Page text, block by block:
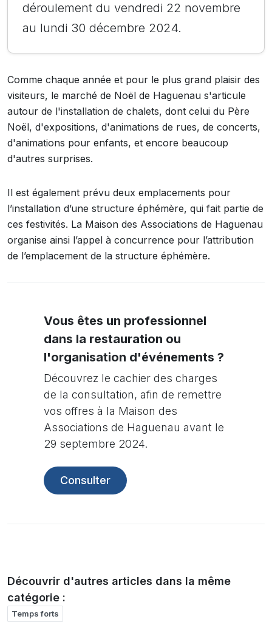
déroulement du vendredi 22 novembre
au lundi 30 décembre 2024.
Comme chaque année et pour le plus grand plaisir des
visiteurs, le marché de Noël de Haguenau s'articule
autour de l'installation de chalets, dont celui du Père
Noël, d'expositions, d'animations de rues, de concerts,
d'animations pour enfants, et encore beaucoup
d'autres surprises.
Il est également prévu deux emplacements pour
l’installation d’une structure éphémère, qui fait partie de
ces festivités. La Maison des Associations de Haguenau
organise ainsi l’appel à concurrence pour l’attribution
de l’emplacement de la structure éphémère.
Vous êtes un professionnel
dans la restauration ou
l'organisation d'événements ?
Découvrez le cachier des charges
de la consultation, afin de remettre
vos offres à la Maison des
Associations de Haguenau avant le
29 septembre 2024.
Consulter
Découvrir d'autres articles dans la même
catégorie :
Temps forts